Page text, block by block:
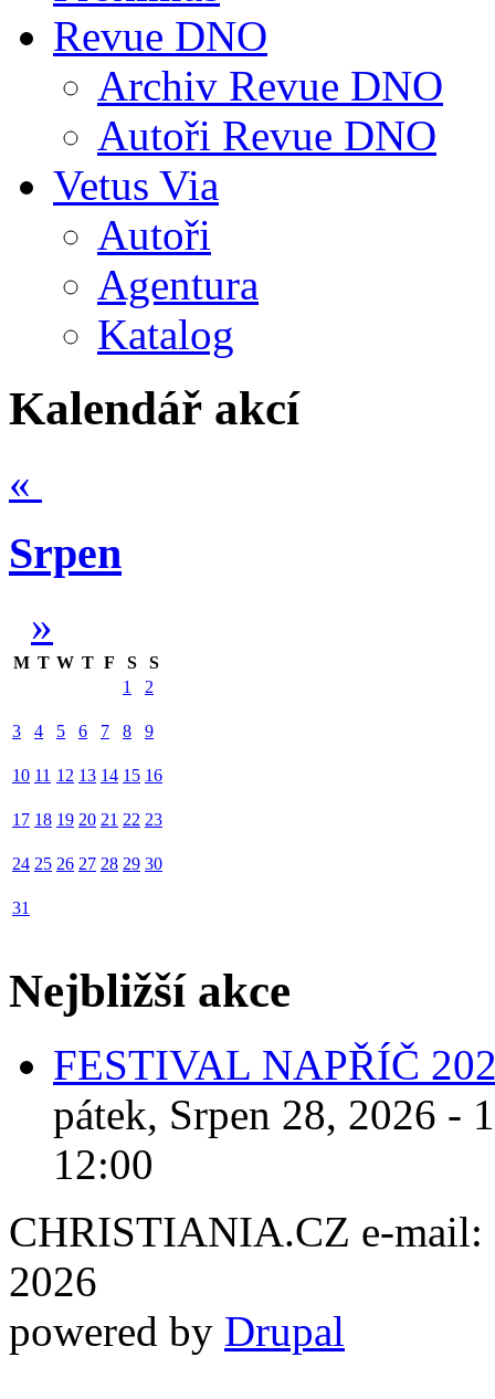
Revue DNO
Archiv Revue DNO
Autoři Revue DNO
Vetus Via
Autoři
Agentura
Katalog
Kalendář akcí
«
Srpen
»
M T W T F S
S
1
2
3 4 5 6 7 8 9
10 11 12 13 14 15 16
17 18 19 20 21 22 23
24 25 26 27 28 29 30
31
Nejbližší akce
FESTIVAL NAPŘÍČ
pátek, Srpen 28, 2026 -
12:00
CHRISTIANIA.CZ e-mail:
2026
powered by Drupal